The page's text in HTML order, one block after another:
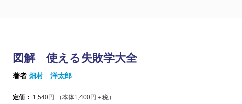
図解 使える失敗学大全
著者 畑村 洋太郎
定価： 1,540円 （本体1,400円＋税）